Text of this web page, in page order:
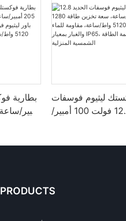
ليثيوم فوسفات
الحديد 12.8 فولت 100 أمبير/
PRODUCTS